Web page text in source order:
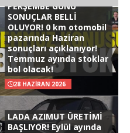
PERŞEMBE GÜNÜ
SONUÇLAR BELLİ
OLUYOR! 0 km otomobil
pazarında Haziran
sonuçları açıklanıyor!
Temmuz ayında stoklar
bol olacak!
28 HAZIRAN 2026
LADA AZIMUT ÜRETİMİ
BAŞLIYOR! Eylül ayında